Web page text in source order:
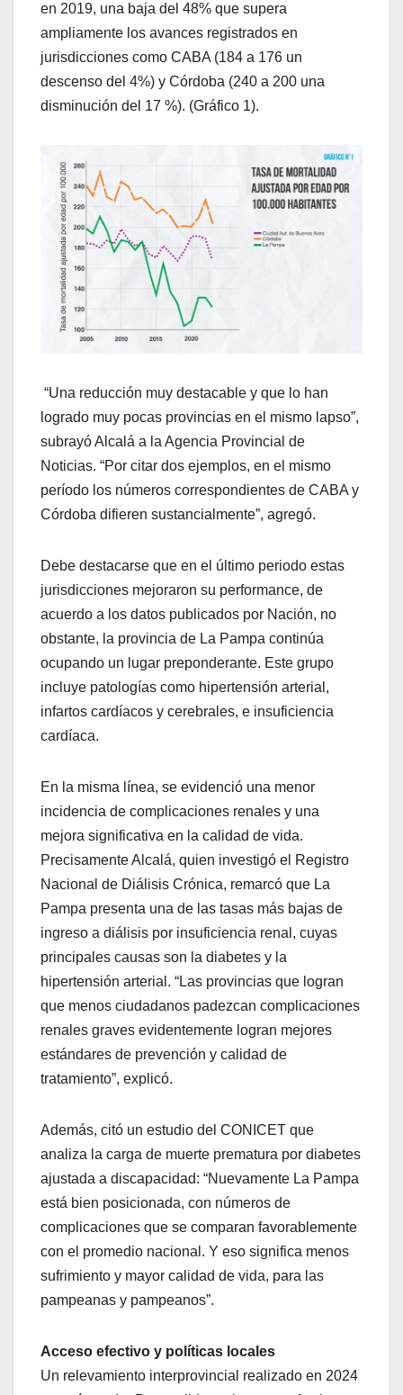
en 2019, una baja del 48% que supera
ampliamente los avances registrados en
jurisdicciones como CABA (184 a 176 un
descenso del 4%) y Córdoba (240 a 200 una
disminución del 17 %). (Gráfico 1).
“Una reducción muy destacable y que lo han
logrado muy pocas provincias en el mismo lapso”,
subrayó Alcalá a la Agencia Provincial de
Noticias. “Por citar dos ejemplos, en el mismo
período los números correspondientes de CABA y
Córdoba difieren sustancialmente”, agregó.
Debe destacarse que en el último periodo estas
jurisdicciones mejoraron su performance, de
acuerdo a los datos publicados por Nación, no
obstante, la provincia de La Pampa continúa
ocupando un lugar preponderante. Este grupo
incluye patologías como hipertensión arterial,
infartos cardíacos y cerebrales, e insuficiencia
cardíaca.
En la misma línea, se evidenció una menor
incidencia de complicaciones renales y una
mejora significativa en la calidad de vida.
Precisamente Alcalá, quien investigó el Registro
Nacional de Diálisis Crónica, remarcó que La
Pampa presenta una de las tasas más bajas de
ingreso a diálisis por insuficiencia renal, cuyas
principales causas son la diabetes y la
hipertensión arterial. “Las provincias que logran
que menos ciudadanos padezcan complicaciones
renales graves evidentemente logran mejores
estándares de prevención y calidad de
tratamiento”, explicó.
Además, citó un estudio del CONICET que
analiza la carga de muerte prematura por diabetes
ajustada a discapacidad: “Nuevamente La Pampa
está bien posicionada, con números de
complicaciones que se comparan favorablemente
con el promedio nacional. Y eso significa menos
sufrimiento y mayor calidad de vida, para las
pampeanas y pampeanos”.
Acceso efectivo y políticas locales
Un relevamiento interprovincial realizado en 2024